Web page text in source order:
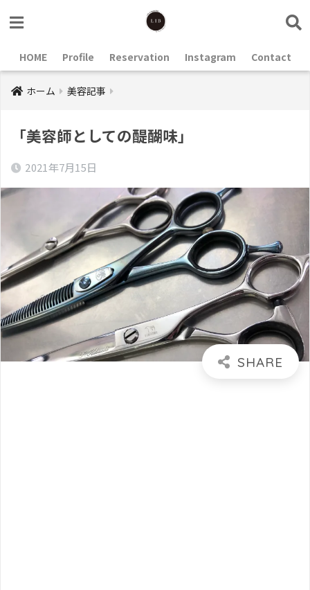
HOME Profile Reservation Instagram Contact
ホーム 美容記事
「美容師としての醍醐味」
2021年7月15日